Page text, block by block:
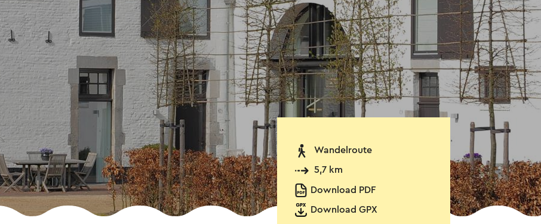
Wandelroute
5,7 km
Download PDF
Download GPX